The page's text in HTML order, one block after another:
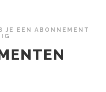
JE EEN ABONNEMENT